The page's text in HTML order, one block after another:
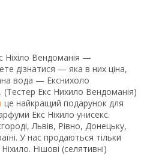
Вендоманія —
дізнатися — яка в них ціна,
вода — Екснихоло
Екс Нихило Вендоманія)
це найкращий подарунок для
Екс Ніхило унисекс.
Львів, Рівно, Донецьку,
У нас продаються тільки
Нішові (селятивні)